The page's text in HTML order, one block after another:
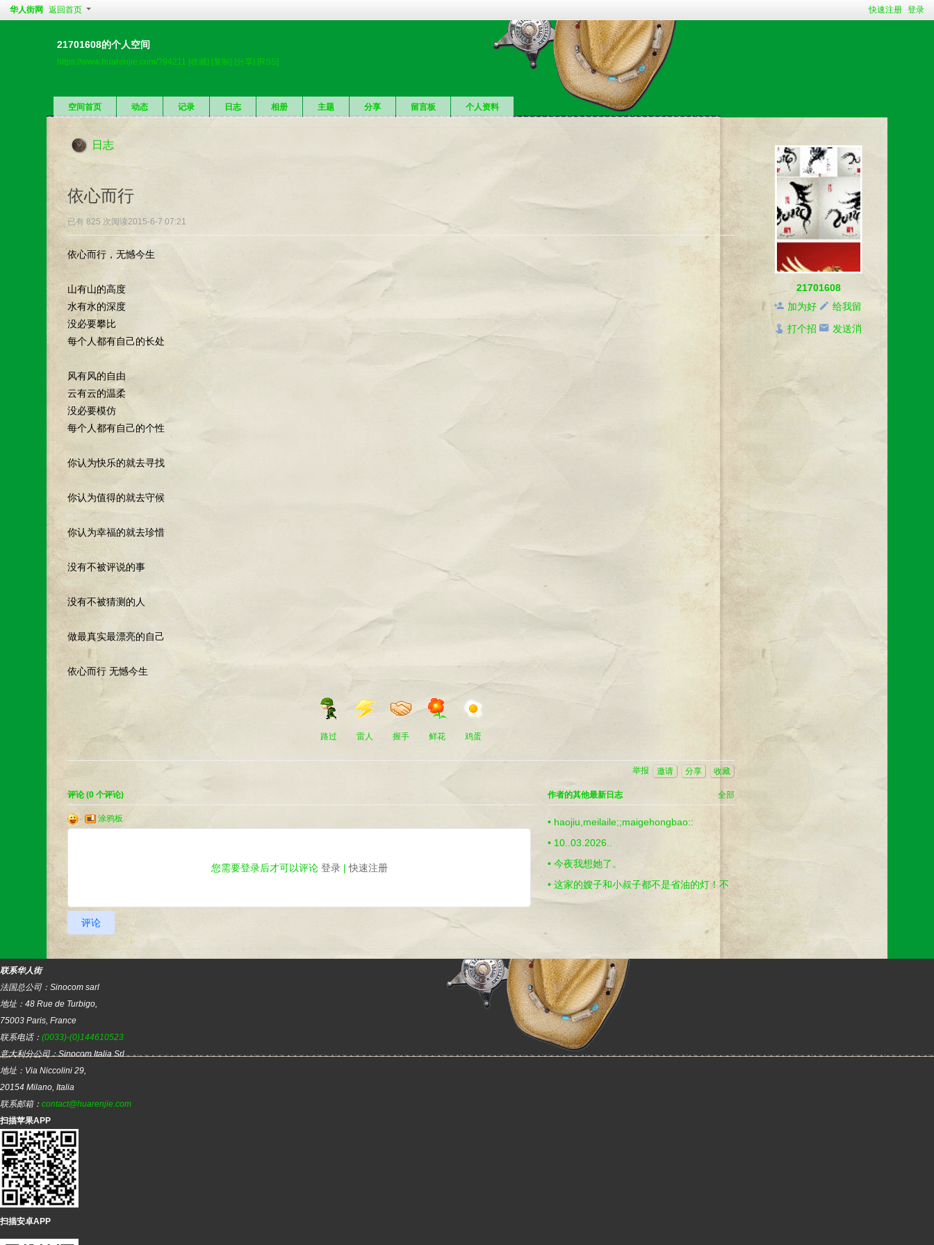
快速注册 登录
华人街网 返回首页
21701608的个人空间
https://www.huarenjie.com/?94211 [收藏] [复制] [分享] [RSS]
空间首页 动态 记录 日志 相册 主题 分享 留言板 个人资料
日志
依心而行
已有 825 次阅读2015-6-7 07:21
依心而行，无憾今生
山有山的高度
水有水的深度
没必要攀比
每个人都有自己的长处
风有风的自由
云有云的温柔
没必要模仿
每个人都有自己的个性
你认为快乐的就去寻找
你认为值得的就去守候
你认为幸福的就去珍惜
没有不被评说的事
没有不被猜测的人
做最真实最漂亮的自己
依心而行 无憾今生
路过 雷人 握手 鲜花 鸡蛋
收藏
分享
邀请
举报
全部
作者的其他最新日志
• haojiu,meilaile;;maigehongbao::
• 10..03.2026..
•今夜我想她了。
•这家的嫂子和小叔子都不是省油的灯！不
信？你来瞧瞧！
评论 (0 个评论)
涂鸦板
您需要登录后才可以评论 登录|快速注册
评论
21701608
加为好
友
给我留
言
打个招
呼
发送消
联系华人街
法国总公司： Sinocom sarl
地址： 48 Rue de Turbigo,
75003 Paris, France
联系电话： (0033)-(0)144610523
意大利分公司：Sinocom Italia Srl
地址： Via Niccolini 29,
20154 Milano, Italia
联系邮箱： contact@huarenjie.com
扫描苹果APP
扫描安卓APP